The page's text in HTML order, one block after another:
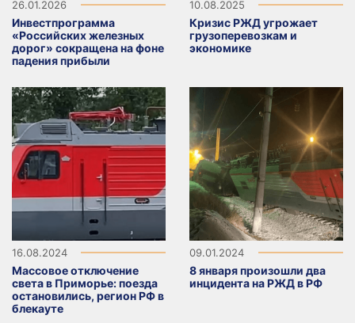
26.01.2026
Инвестпрограмма
«Российских железных
дорог» сокращена на фоне
падения прибыли
10.08.2025
Кризис РЖД угрожает
грузоперевозкам и
экономике
16.08.2024
Массовое отключение
света в Приморье: поезда
остановились, регион РФ в
блекауте
09.01.2024
8 января произошли два
инцидента на РЖД в РФ